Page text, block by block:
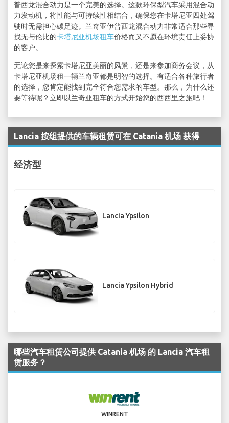
普西龙混合动力是一个完美的选择。这款环保型汽车采用混合动
力发动机，将性能与可持续性相结合，确保您在卡塔尼亚四处驾
驶时无需担心碳足迹。兰奇亚伊普西龙混合动力非常适合那些寻
找无与伦比的卡塔尼亚机场租车价格而又不愿在环境责任上妥协
的客户。
无论您是来探索卡塔尼亚美丽的风景，还是来参加商务会议，从
卡塔尼亚机场租一辆兰奇亚都是明智的选择。有适合各种旅行者
的选择，您肯定能找到完全符合您需求的车型。那么，为什么还
要等待呢？立即以兰奇亚租车的方式开始您的西西里之旅吧！
Lancia 按组提供的车辆租赁可在 Catania 机场 获得
经济型
Lancia Ypsilon
Lancia Ypsilon Hybrid
哪些汽车租赁公司提供 Catania 机场 的 Lancia 汽车租
赁服务？
WINRENT